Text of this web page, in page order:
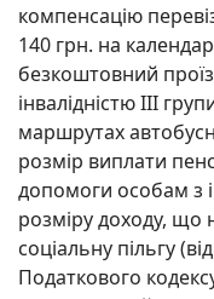
компенсацію
140 грн. на
безкоштовний
інвалідністю ІІІ
маршрутах
розмір виплати
допомоги особам з
розміру доходу, що
соціальну пільгу
Податкового